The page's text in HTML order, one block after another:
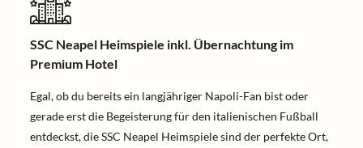
SSC Neapel Heimspiele inkl. Übernachtung im
Premium Hotel
Egal, ob du bereits ein langjähriger Napoli-Fan bist oder
gerade erst die Begeisterung für den italienischen Fußball
entdeckst, die SSC Neapel Heimspiele sind der perfekte Ort,